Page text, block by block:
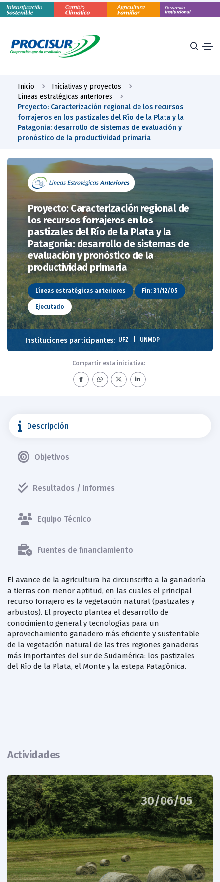
Inicio
Iniciativas y proyectos
Líneas estratégicas anteriores
Proyecto: Caracterización regional de los recursos
forrajeros en los pastizales del Río de la Plata y la
Patagonia: desarrollo de sistemas de evaluación y
pronóstico de la productividad primaria
Proyecto: Caracterización regional de
los recursos forrajeros en los
pastizales del Río de la Plata y la
Patagonia: desarrollo de sistemas de
evaluación y pronóstico de la
productividad primaria
Líneas estratégicas anteriores Fin: 31/12/05
Ejecutado
Instituciones participantes: UFZ UNMDP
Compartir esta iniciativa:
Descripción
Objetivos
Resultados / Informes
Equipo Técnico
Fuentes de financiamiento
El avance de la agricultura ha circunscrito a la ganadería
a tierras con menor aptitud, en las cuales el principal
recurso forrajero es la vegetación natural (pastizales y
arbustos). El proyecto plantea el desarrollo de
conocimiento general y tecnologías para un
aprovechamiento ganadero más eficiente y sustentable
de la vegetación natural de las tres regiones ganaderas
más importantes del sur de Sudamérica: los pastizales
del Río de la Plata, el Monte y la estepa Patagónica.
Actividades
30/06/05